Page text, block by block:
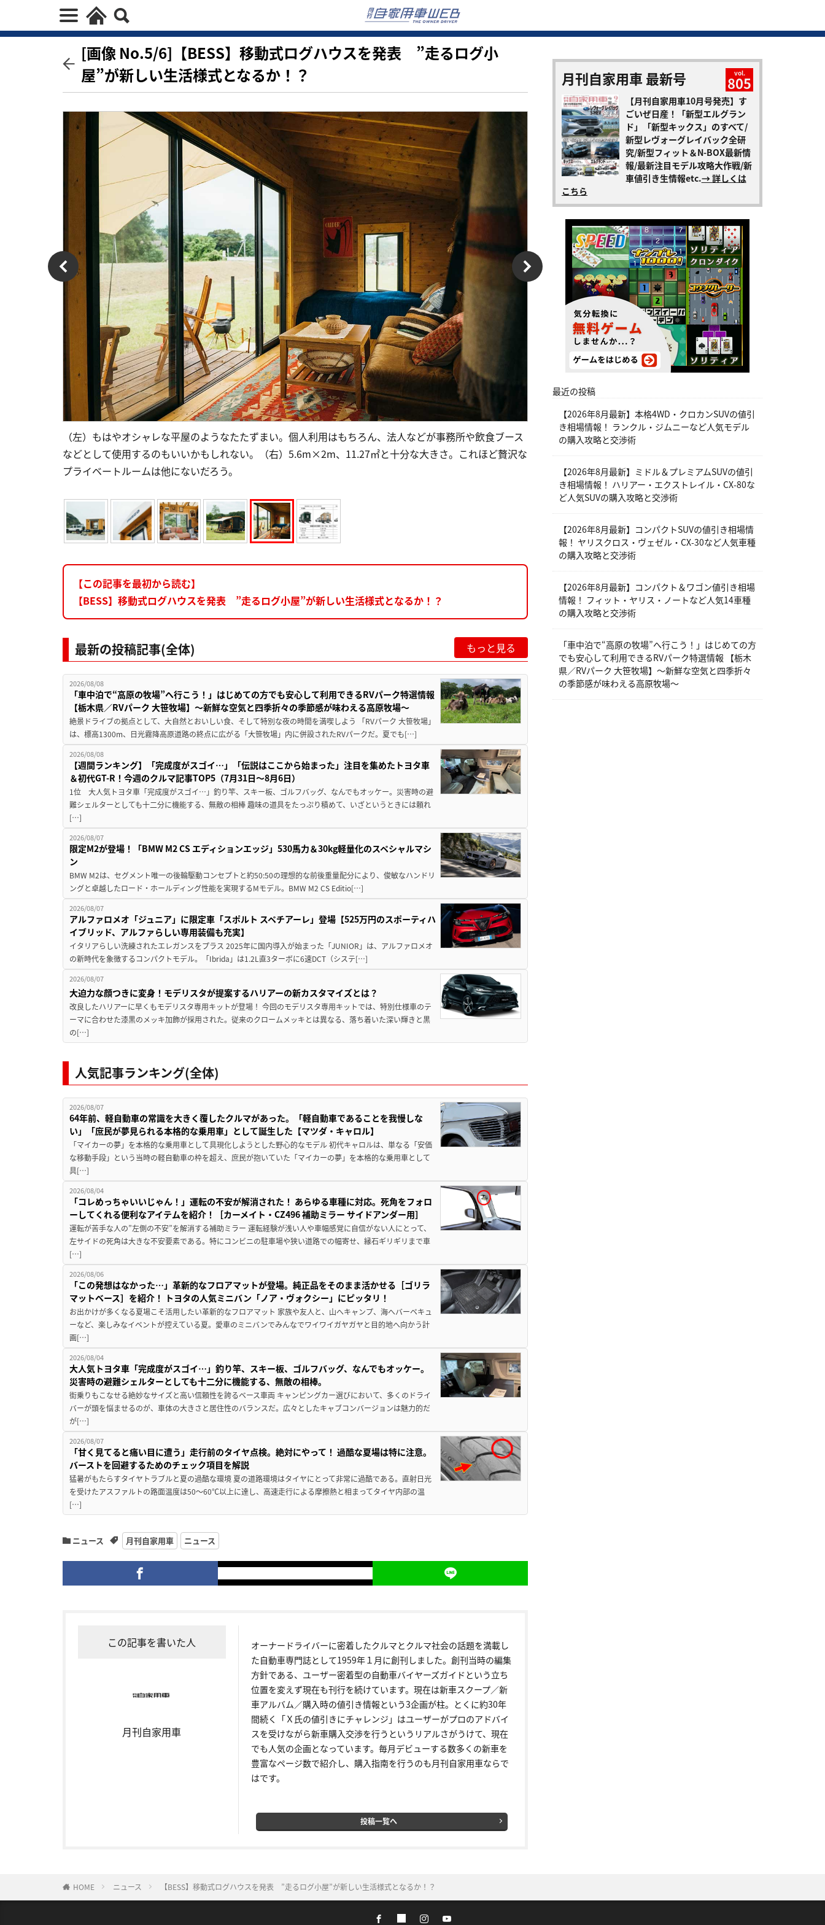
[画像 No.5/6]【BESS】移動式ログハウスを発表 ”走るログ小
屋”が新しい生活様式となるか！？
（左）もはやオシャレな平屋のようなたたずまい。個人利用はもちろん、法人などが事務所や飲食ブース
などとして使用するのもいいかもしれない。（右）5.6m×2m、11.27㎡と十分な大きさ。これほど贅沢な
プライベートルームは他にないだろう。
【この記事を最初から読む】
【BESS】移動式ログハウスを発表 ”走るログ小屋”が新しい生活様式となるか！？
最新の投稿記事(全体) もっと見る
2026/08/08
「車中泊で“高原の牧場”へ行こう！」はじめての方でも安心して利用できるRVパーク特選情報
【栃木県／RVパーク 大笹牧場】～新鮮な空気と四季折々の季節感が味わえる高原牧場～
絶景ドライブの拠点として、大自然とおいしい食、そして特別な夜の時間を満喫しよう 「RVパーク 大笹牧場」
は、標高1300m、日光霧降高原道路の終点に広がる「大笹牧場」内に併設されたRVパークだ。夏でも[…]
2026/08/08
【週間ランキング】「完成度がスゴイ…」「伝説はここから始まった」注目を集めたトヨタ車
＆初代GT-R！今週のクルマ記事TOP5（7月31日〜8月6日）
1位 大人気トヨタ車「完成度がスゴイ…」釣り竿、スキー板、ゴルフバッグ、なんでもオッケー。災害時の避
難シェルターとしても十二分に機能する、無敵の相棒 趣味の道具をたっぷり積めて、いざというときには頼れ
[…]
2026/08/07
限定M2が登場！「BMW M2 CS エディションエッジ」530馬力＆30kg軽量化のスペシャルマシ
ン
BMW M2は、セグメント唯一の後輪駆動コンセプトと約50:50の理想的な前後重量配分により、俊敏なハンドリ
ングと卓越したロード・ホールディング性能を実現するMモデル。BMW M2 CS Editio[…]
2026/08/07
アルファロメオ「ジュニア」に限定車「スポルト スペチアーレ」登場【525万円のスポーティハ
イブリッド、アルファらしい専用装備も充実】
イタリアらしい洗練されたエレガンスをプラス 2025年に国内導入が始まった「JUNIOR」は、アルファロメオ
の新時代を象徴するコンパクトモデル。「Ibrida」は1.2L直3ターボに6速DCT（システ[…]
2026/08/07
大迫力な顔つきに変身！モデリスタが提案するハリアーの新カスタマイズとは？
改良したハリアーに早くもモデリスタ専用キットが登場！ 今回のモデリスタ専用キットでは、特別仕様車のテ
ーマに合わせた漆黒のメッキ加飾が採用された。従来のクロームメッキとは異なる、落ち着いた深い輝きと黒
の[…]
人気記事ランキング(全体)
2026/08/07
64年前、軽自動車の常識を大きく覆したクルマがあった。「軽自動車であることを我慢しな
い」「庶民が夢見られる本格的な乗用車」として誕生した【マツダ・キャロル】
「マイカーの夢」を本格的な乗用車として具現化しようとした野心的なモデル 初代キャロルは、単なる「安価
な移動手段」という当時の軽自動車の枠を超え、庶民が抱いていた「マイカーの夢」を本格的な乗用車として
具[…]
2026/08/04
「コレめっちゃいいじゃん！」運転の不安が解消された！ あらゆる車種に対応。死角をフォロ
ーしてくれる便利なアイテムを紹介！［カーメイト・CZ496 補助ミラー サイドアンダー用］
運転が苦手な人の”左側の不安”を解消する補助ミラー 運転経験が浅い人や車幅感覚に自信がない人にとって、
左サイドの死角は大きな不安要素である。特にコンビニの駐車場や狭い道路での幅寄せ、縁石ギリギリまで車
[…]
2026/08/06
「この発想はなかった…」革新的なフロアマットが登場。純正品をそのまま活かせる［ゴリラ
マットベース］を紹介！ トヨタの人気ミニバン「ノア・ヴォクシー」にピッタリ！
お出かけが多くなる夏場こそ活用したい革新的なフロアマット 家族や友人と、山へキャンプ、海へバーベキュ
ーなど、楽しみなイベントが控えている夏。愛車のミニバンでみんなでワイワイガヤガヤと目的地へ向かう計
画[…]
2026/08/04
大人気トヨタ車「完成度がスゴイ…」釣り竿、スキー板、ゴルフバッグ、なんでもオッケー。
災害時の避難シェルターとしても十二分に機能する、無敵の相棒。
街乗りもこなせる絶妙なサイズと高い信頼性を誇るベース車両 キャンピングカー選びにおいて、多くのドライ
バーが頭を悩ませるのが、車体の大きさと居住性のバランスだ。広々としたキャブコンバージョンは魅力的だ
が[…]
2026/08/07
「甘く見てると痛い目に遭う」走行前のタイヤ点検。絶対にやって！ 過酷な夏場は特に注意。
バーストを回避するためのチェック項目を解説
猛暑がもたらすタイヤトラブルと夏の過酷な環境 夏の道路環境はタイヤにとって非常に過酷である。直射日光
を受けたアスファルトの路面温度は50〜60℃以上に達し、高速走行による摩擦熱と相まってタイヤ内部の温
[…]
ニュース 月刊自家用車 ニュース
この記事を書いた人
月刊自家用車
オーナードライバーに密着したクルマとクルマ社会の話題を満載し
た自動車専門誌として1959年１月に創刊しました。創刊当時の編集
方針である、ユーザー密着型の自動車バイヤーズガイドという立ち
位置を変えず現在も刊行を続けています。現在は新車スクープ／新
車アルバム／購入時の値引き情報という3企画が柱。とくに約30年
間続く「Ｘ氏の値引きにチャレンジ」はユーザーがプロのアドバイ
スを受けながら新車購入交渉を行うというリアルさがうけて、現在
でも人気の企画となっています。毎月デビューする数多くの新車を
豊富なページ数で紹介し、購入指南を行うのも月刊自家用車ならで
はです。
投稿一覧へ
月刊自家用車 最新号 vol.
805
【月刊自家用車10月号発売】す
ごいぜ日産！「新型エルグラン
ド」「新型キックス」のすべて/
新型レヴォーグレイバック全研
究/新型フィット＆N-BOX最新情
報/最新注目モデル攻略大作戦/新
車値引き生情報etc.→ 詳しくは
こちら
最近の投稿
【2026年8月最新】本格4WD・クロカンSUVの値引
き相場情報！ ランクル・ジムニーなど人気モデル
の購入攻略と交渉術
【2026年8月最新】ミドル＆プレミアムSUVの値引
き相場情報！ ハリアー・エクストレイル・CX-80な
ど人気SUVの購入攻略と交渉術
【2026年8月最新】コンパクトSUVの値引き相場情
報！ ヤリスクロス・ヴェゼル・CX-30など人気車種
の購入攻略と交渉術
【2026年8月最新】コンパクト＆ワゴン値引き相場
情報！ フィット・ヤリス・ノートなど人気14車種
の購入攻略と交渉術
「車中泊で“高原の牧場”へ行こう！」はじめての方
でも安心して利用できるRVパーク特選情報 【栃木
県／RVパーク 大笹牧場】～新鮮な空気と四季折々
の季節感が味わえる高原牧場～
HOME ニュース 【BESS】移動式ログハウスを発表 ”走るログ小屋”が新しい生活様式となるか！？